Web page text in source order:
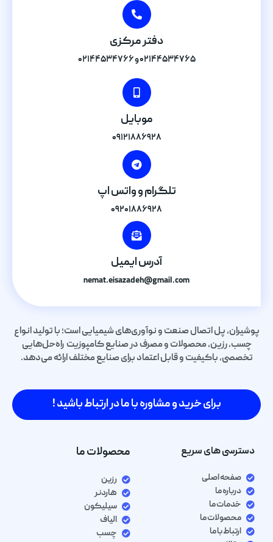
دفتر مرکزی
۰۲۱۴۴۵۳۴۷۶۵ و ۰۲۱۴۴۵۳۴۷۶۶
موبایل
۰۹۱۲۱۸۸۶۹۲۸
تلگرام و واتس اپ
۰۹۲۰۱۸۸۶۹۲۸
آدرس ایمیل
nemat.eisazadeh@gmail.com
پوشیران، پل اتصال صنعت و نوآوری‌های شیمیایی است؛ با تولید انواع
چسب، رزین، محصولات و مصرف در صنایع کامپوزیت راه‌حل‌هایی
تخصصی، باکیفیت و قابل اعتماد برای صنایع مختلف ارائه می‌دهد.
برای خرید و مشاوره با ما در ارتباط باشید !
دسترسی های سریع
صفحه اصلی
درباره ما
خدمات ما
محصولات ما
ارتباط با ما
محصولات ما
رزین
هاردنر
سیلیکون
الیاف
چسب